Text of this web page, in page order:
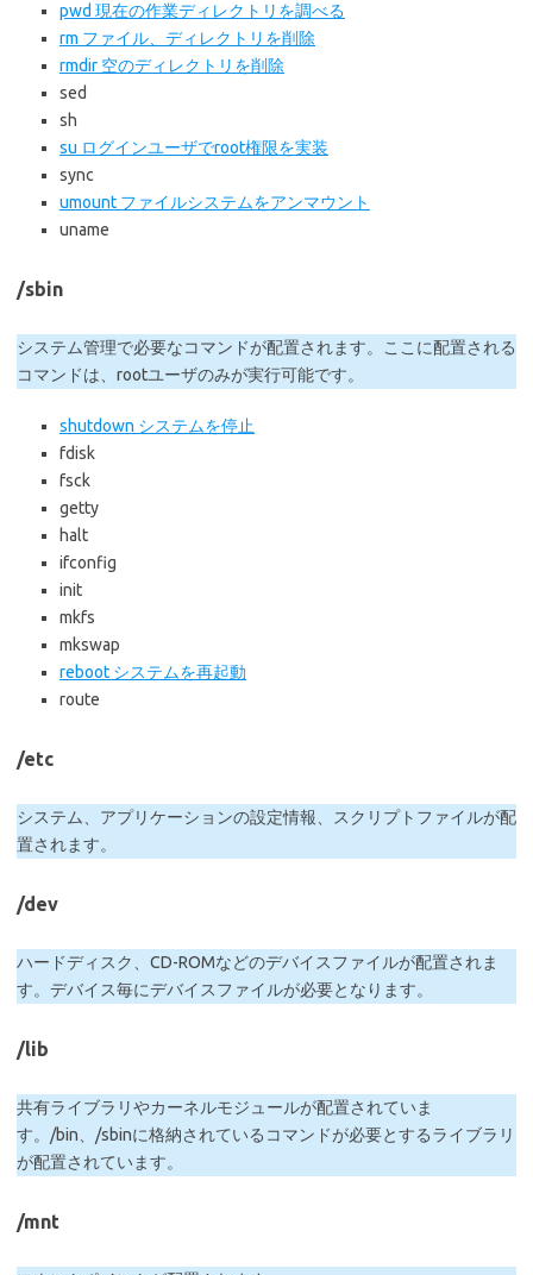
pwd 現在の作業ディレクトリを調べる
rm ファイル、ディレクトリを削除
rmdir 空のディレクトリを削除
sed
sh
su ログインユーザでroot権限を実装
sync
umount ファイルシステムをアンマウント
uname
/sbin
システム管理で必要なコマンドが配置されます。ここに配置される
コマンドは、rootユーザのみが実行可能です。
shutdown システムを停止
fdisk
fsck
getty
halt
ifconfig
init
mkfs
mkswap
reboot システムを再起動
route
/etc
システム、アプリケーションの設定情報、スクリプトファイルが配
置されます。
/dev
ハードディスク、CD-ROMなどのデバイスファイルが配置されま
す。デバイス毎にデバイスファイルが必要となります。
/lib
共有ライブラリやカーネルモジュールが配置されていま
す。/bin、/sbinに格納されているコマンドが必要とするライブラリ
が配置されています。
/mnt